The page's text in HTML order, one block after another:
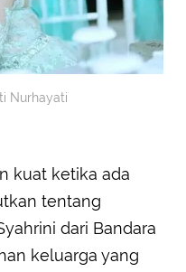
Nurhayati
kuat ketika ada
tentang
dari Bandara
keluarga yang